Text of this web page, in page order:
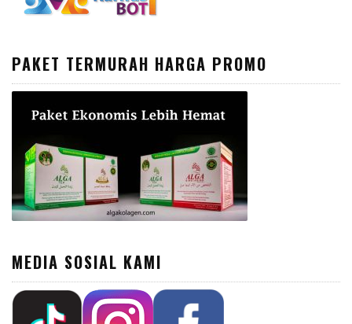
PAKET TERMURAH HARGA PROMO
MEDIA SOSIAL KAMI